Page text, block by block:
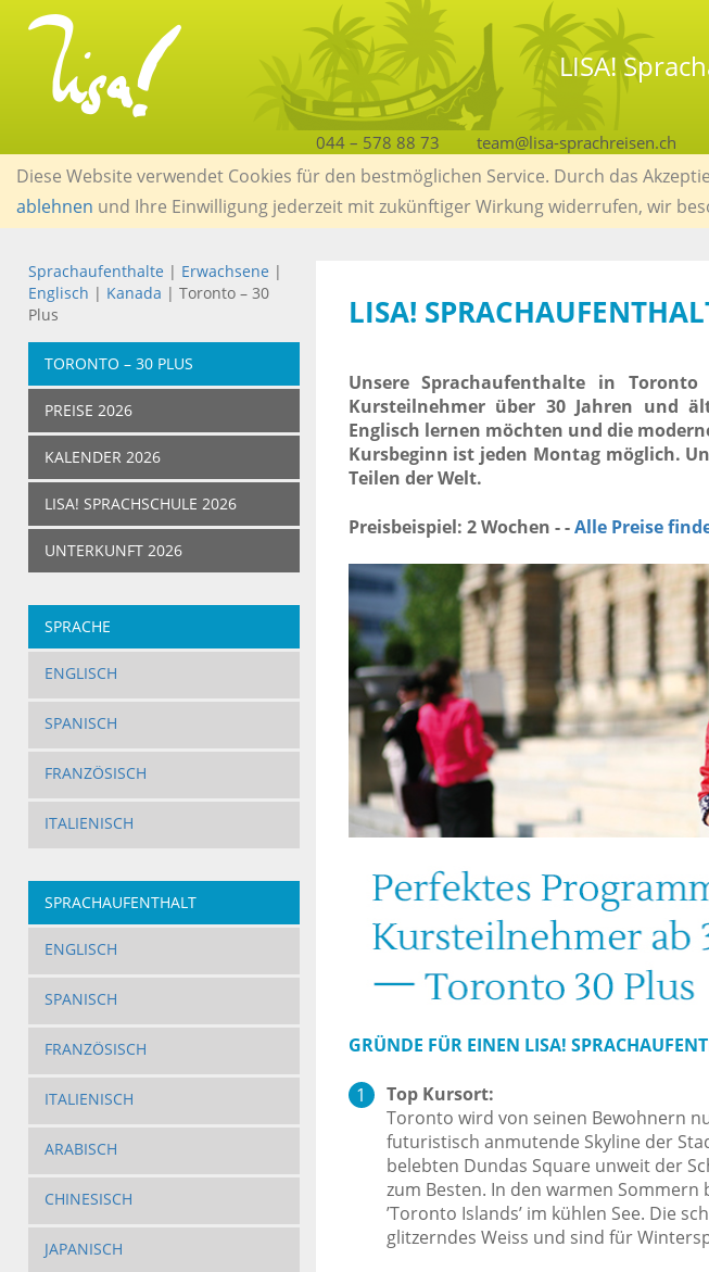
LISA!
044 – 578 88 73 team@lisa-sprachreisen.ch
Diese Website verwendet Cookies für den bestmöglichen Service. Durch das
ablehnen und Ihre Einwilligung jederzeit mit zukünftiger Wirkung widerrufen, wir
Sprachaufenthalte | Erwachsene |
Englisch | Kanada | Toronto – 30
Plus
TORONTO – 30 PLUS
PREISE 2026
KALENDER 2026
LISA! SPRACHSCHULE 2026
UNTERKUNFT 2026
SPRACHE
ENGLISCH
SPANISCH
FRANZÖSISCH
ITALIENISCH
SPRACHAUFENTHALT
ERWACHSENE
ENGLISCH
SPANISCH
FRANZÖSISCH
ITALIENISCH
ARABISCH
CHINESISCH
JAPANISCH
LISA!
Unsere Sprachaufenthalte in
Kursteilnehmer über 30 Jahren und
Englisch lernen möchten und die
Kursbeginn ist jeden Montag möglich.
Teilen der Welt.
Preisbeispiel: 2 Wochen - -Alle Preise
GRÜNDE FÜR EINEN LISA!
Top Kursort:
Toronto wird von seinen Bewohnern
futuristisch anmutende Skyline der
belebten Dundas Square unweit der
zum Besten. In den warmen
’Toronto Islands’ im kühlen See. Die
glitzerndes Weiss und sind für